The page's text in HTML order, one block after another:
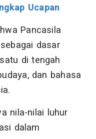
Ucapan
Pancasila
dasar
di tengah
dan bahasa
nila-nilai luhur
dalam